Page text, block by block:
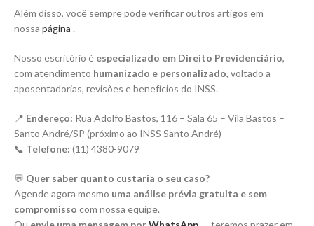
Além disso, você sempre pode verificar outros artigos em
nossa página .
Nosso escritório é especializado em Direito Previdenciário,
com atendimento humanizado e personalizado, voltado a
aposentadorias, revisões e benefícios do INSS.
📍 Endereço: Rua Adolfo Bastos, 116 – Sala 65 – Vila Bastos –
Santo André/SP (próximo ao INSS Santo André)
📞 Telefone: (11) 4380-9079
💬 Quer saber quanto custaria o seu caso?
Agende agora mesmo uma análise prévia gratuita e sem
compromisso com nossa equipe.